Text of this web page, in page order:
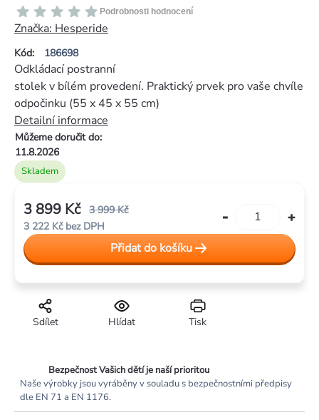
Kód: 186698
Průměrné
hodnocení
produktu
je
0,0
5
hvězdiček.
Podrobnosti hodnocení
Značka: Hesperide
Skladem
Můžeme doručit do:
11.8.2026
Odkládací postranní
stolek v bílém provedení. Praktický prvek pro vaše chvíle
odpočinku (55 x 45 x 55 cm)
Detailní informace
Tisk
Hlídat
Sdílet
3 999 Kč
3 899 Kč
3 222 Kč bez DPH
Měrná
cena:
Přidat do košíku
Bezpečnost Vašich dětí je naší prioritou
Naše výrobky jsou vyráběny v souladu s bezpečnostními předpisy
dle EN 71 a EN 1176.